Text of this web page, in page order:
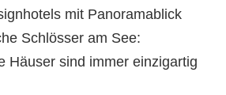
mit Panoramablick
Schlösser am See:
Häuser sind immer einzigartig